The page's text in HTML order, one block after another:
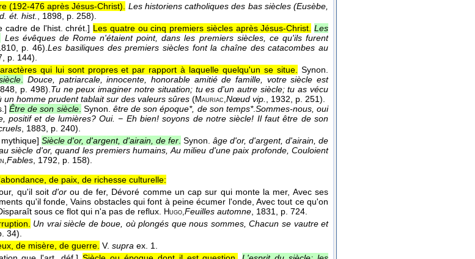
(192-476 après Jésus-Christ).
Les historiens catholiques des bas siècles (Eusèbe,
ét. hist. , 1898 , p. 258).
cadre de l'hist. chrét.] Les quatre ou cinq premiers siècles après Jésus-Christ. Les
Les évêques de Rome n'étaient point, dans les premiers siècles, ce qu'ils furent
, p. 46).Les basiliques des premiers siècles font la chaîne des catacombes au
, p. 144).
qui lui sont propres et par rapport à laquelle quelqu'un se situe.
Synon.
Douce, patriarcale, innocente, honorable amitié de famille, votre siècle est
, p. 498). Tu ne peux imaginer notre situation; tu es d'un autre siècle; tu as vécu
homme prudent tablait sur des valeurs sûres (Mauriac,Nœud vip. , 1932 , p. 251).
Être de son siècle. Synon. être de son époque*, de son temps*.Sommes-nous, oui
positif et de lumières? Oui. − Eh bien! soyons de notre siècle! Il faut être de son
, 1883 , p. 240).
Siècle d'or, d'argent, d'airain, de fer Synon. âge d'or, d'argent, d'airain, de
siècle d'or, quand les premiers humains, Au milieu d'une paix profonde, Couloient
Fables , 1792 , p. 158).
de paix, de richesse culturelle:
qu'il soitd'or ou de fer, Dévoré comme un cap sur qui monte la mer, Avec ses
qu'il fonde, Vains obstacles qui font à peine écumer l'onde, Avec tout ce qu'on
sous ce flot qui n'a pas de reflux.
Hugo,Feuilles automne , 1831
, p. 724.
Un vrai siècle de boue, où plongés que nous sommes, Chacun se vautre et
34).
de misère, de guerre. V. supra ex. 1.